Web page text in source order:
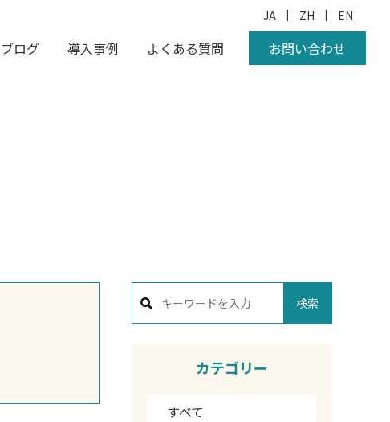
ブログ 導入事例 よくある質問
JA | ZH | EN
お問い合わせ
検索
カテゴリー
すべて